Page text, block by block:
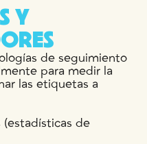
S Y
ORES
de seguimiento
para medir la
las etiquetas a
de